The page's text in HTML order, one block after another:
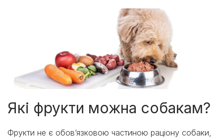
Які фрукти можна собакам?
Фрукти не є обов’язковою частиною раціону собаки,